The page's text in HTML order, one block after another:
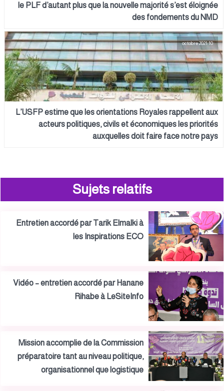
le PLF d’autant plus que la nouvelle majorité s’est éloignée
des fondements du NMD
10 octobre 2021
L’USFP estime que les orientations Royales rappellent aux
acteurs politiques, civils et économiques les priorités
auxquelles doit faire face notre pays
Sujets relatifs
Entretien accordé par Tarik Elmalki à
les Inspirations ECO
Vidéo – entretien accordé par Hanane
Rihabe à LeSiteInfo
Mission accomplie de la Commission
préparatoire tant au niveau politique,
organisationnel que logistique